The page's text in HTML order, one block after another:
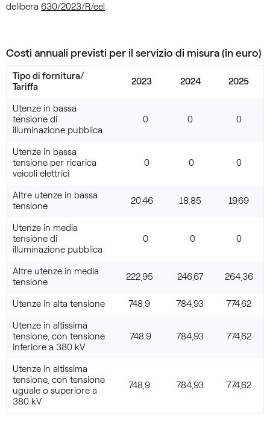
delibera 630/2023/R/eel.
Costi annuali previsti per il servizio di misura (in euro)
Tipo di fornitura/
Tariffa
2023 2024 2025
Utenze in bassa
tensione di
illuminazione pubblica
0 0 0
Utenze in bassa
tensione per ricarica
veicoli elettrici
0 0 0
Altre utenze in bassa
tensione
20,46 18,85 19,69
Utenze in media
tensione di
illuminazione pubblica
0 0 0
Altre utenze in media
tensione
222,95 246,67 264,36
Utenze in alta tensione 748,9 784,93
774,62
Utenze in altissima
tensione, con tensione
inferiore a 380 kV
748,9 784,93 774,62
Utenze in altissima
tensione, con tensione
uguale o superiore a
380 kV
748,9 784,93 774,62